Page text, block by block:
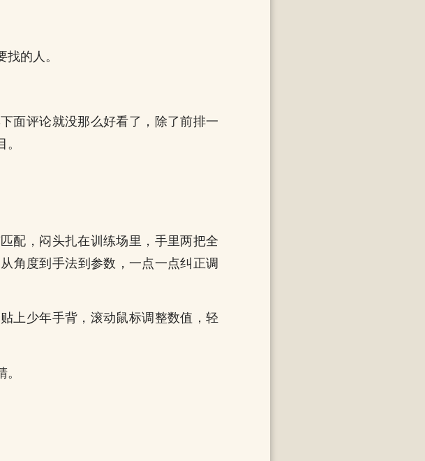
的人。
面评论就没那么好看了，除了前排一
配，闷头扎在训练场里，手里两把全
角度到手法到参数，一点一点纠正调
上少年手背，滚动鼠标调整数值，轻